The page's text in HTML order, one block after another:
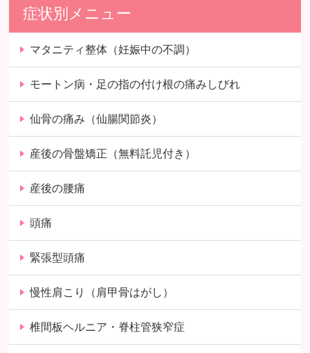
症状別メニュー
マタニティ整体（妊娠中の不調）
モートン病・足の指の付け根の痛みしびれ
仙骨の痛み（仙腸関節炎）
産後の骨盤矯正（無料託児付き）
産後の腰痛
頭痛
緊張型頭痛
慢性肩こり（肩甲骨はがし）
椎間板ヘルニア・脊柱管狭窄症